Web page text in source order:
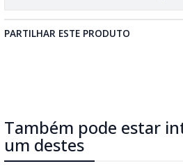
PARTILHAR ESTE PRODUTO
Também pode estar
um destes